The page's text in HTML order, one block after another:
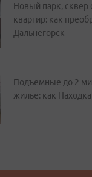
Новый парк, сквер
квартир: как
Дальнегорск
Подъемные до 2
жилье: как